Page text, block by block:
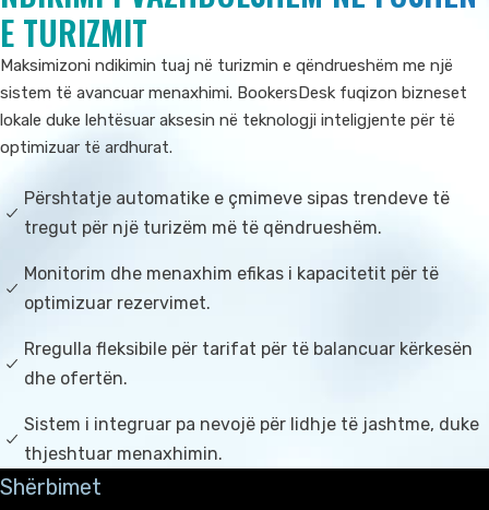
E TURIZMIT
Maksimizoni ndikimin tuaj në turizmin e qëndrueshëm me një
sistem të avancuar menaxhimi. BookersDesk fuqizon bizneset
lokale duke lehtësuar aksesin në teknologji inteligjente për të
optimizuar të ardhurat.
Përshtatje automatike e çmimeve sipas trendeve të
tregut për një turizëm më të qëndrueshëm.
Monitorim dhe menaxhim efikas i kapacitetit për të
optimizuar rezervimet.
Rregulla fleksibile për tarifat për të balancuar kërkesën
dhe ofertën.
Sistem i integruar pa nevojë për lidhje të jashtme, duke
thjeshtuar menaxhimin.
Shërbimet